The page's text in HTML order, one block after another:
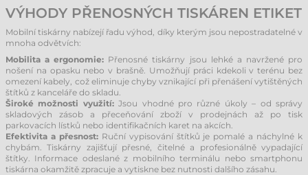
VÝHODY PŘENOSNÝCH TISKÁREN ETIKET
Mobilní tiskárny nabízejí řadu výhod, díky kterým jsou nepostradatelné v
mnoha odvětvích:
Mobilita a ergonomie: Přenosné tiskárny jsou lehké a navržené pro
nošení na opasku nebo v brašně. Umožňují práci kdekoli v terénu bez
omezení kabely, což eliminuje chyby vznikající při přenášení vytištěných
štítků z kanceláře do skladu.
Široké možnosti využití:Jsou vhodné pro různé úkoly – od správy
skladových zásob a přeceňování zboží v prodejnách až po tisk
parkovacích lístků nebo identifikačních karet na akcích.
Efektivita a přesnost:Ruční vypisování štítků je pomalé a náchylné k
chybám. Tiskárny zajišťují přesné, čitelné a profesionálně vypadající
štítky. Informace odeslané z mobilního terminálu nebo smartphonu
tiskárna okamžitě zpracuje a vytiskne bez nutnosti dalšího zásahu.